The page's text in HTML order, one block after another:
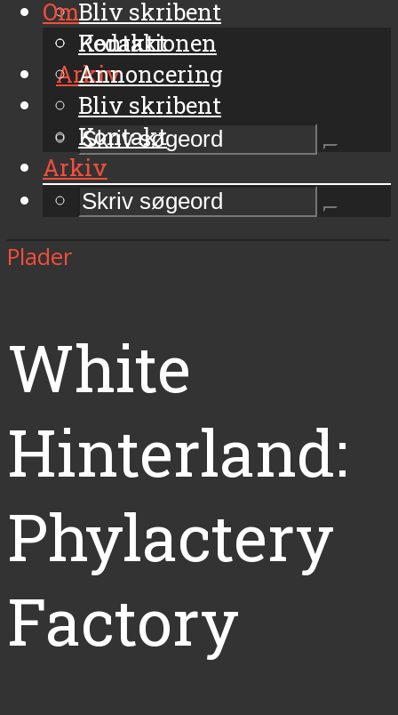
Bliv skribent
Kontakt
Arkiv
Om
Redaktionen
Annoncering
Bliv skribent
Kontakt
Arkiv
Plader
White
Hinterland:
Phylactery
Factory